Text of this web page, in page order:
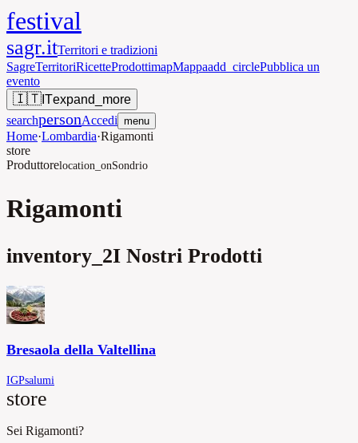
festival
sagr.itTerritori e tradizioni
SagreTerritoriRicetteProdottimapMappaadd_circlePubblica un
evento
🇮🇹 ITexpand_more
searchpersonAccedi menu
Home·Lombardia·Rigamonti
store
Produttorelocation_onSondrio
Rigamonti
inventory_2I Nostri Prodotti
Bresaola della Valtellina
IGPsalumi
store
Sei Rigamonti?